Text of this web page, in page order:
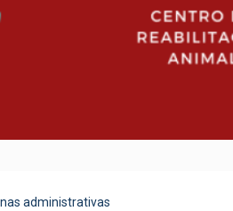
administrativas